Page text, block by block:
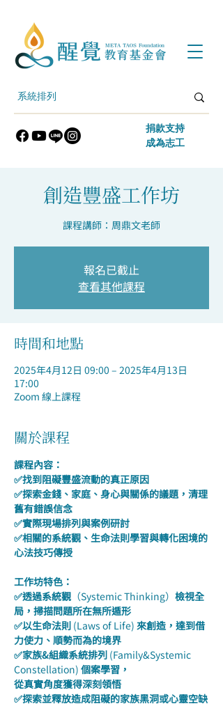
​捐款支持
​成為志工
創造豐盛工作坊
課程講師：周鼎文老師
報名已截止
查看其他課程
時間和地點
2025年4月12日 09:00 – 2025年4月13日
17:00
Zoom 線上課程
關於課程
課程內容：
✅找到阻礙豐盛流動的真正原因
✅探索金錢、家庭、身心與關係的議題，清理
舊有錯誤信念
✅實際現場排列與案例研討
✅相關的系統觀、生命法則學習與轉化困境的
心法技巧傳授
工作坊特色：
✅透過系統觀 （Systemic Thinking） 檢視全
局，掃描問題所在無所遁形
✅以生命法則 (Laws of Life) 來創造，達到借
力使力、順勢而為的境界
✅家族&組織系統排列 (Family&Systemic
Constellation) 個案學習，
從真實角度獲得深刻領悟
✅探索並釋放造成阻礙的家族黑洞或心靈空缺